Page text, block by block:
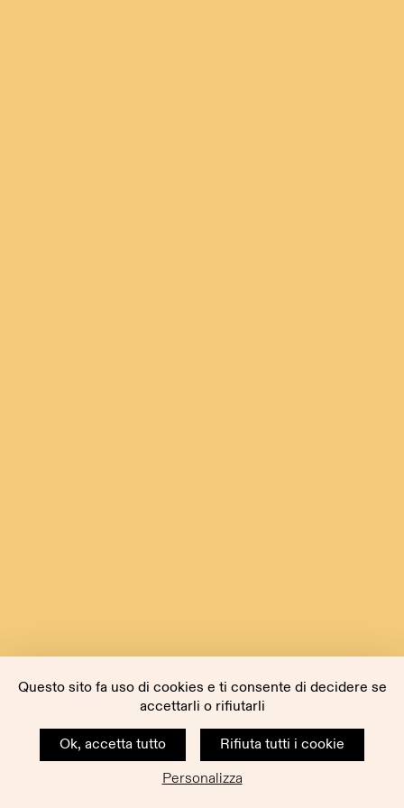
Questo sito fa uso di cookies e ti consente di decidere se
accettarli o rifiutarli
Ok, accetta tutto
Rifiuta tutti i cookie
Personalizza